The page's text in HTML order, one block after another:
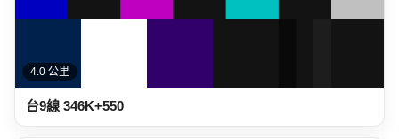
4.0 公里
台9線 346K+550